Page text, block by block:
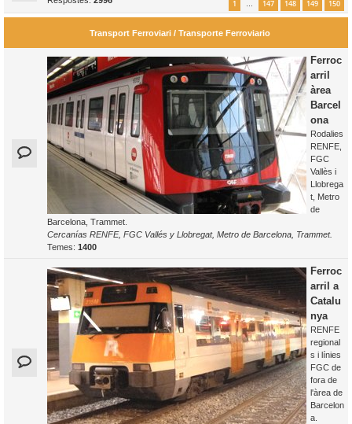
1 … 147 148 149 150
Transport Ferroviari / Transporte Ferroviario
Ferroc
arril
àrea
Barcel
ona
Rodalies
RENFE,
FGC
Vallès i
Llobrega
t, Metro
de
Barcelona, Trammet.
Cercanías RENFE, FGC Vallés y Llobregat, Metro de Barcelona, Trammet.
Temes: 1400
Ferroc
arril a
Catalu
nya
RENFE
regional
s i línies
FGC de
fora de
l'àrea de
Barcelon
a.